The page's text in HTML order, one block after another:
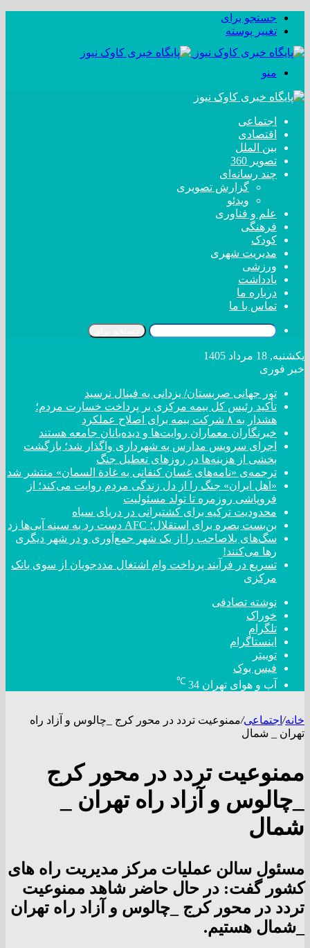
جستجو برای
تغییر پوسته
منو
اجتماعی
اقتصادی
بین الملل
تصویر 360
چند رسانه‌ای
گزارش تصویری
ویدئو
علم و فناوری
فرهنگی
کودک
مدیریت شهری
ورزشی
یادداشت
درباره ما
تماس با ما
یکشنبه, 18 مرداد 1405
خبر فوری
تور جهانی صربستان/ یزدانی به فینال نرسید
تأکید رئیس کل بیمه مرکزی بر پرداخت خسارت مردم؛
هشدار به ۸ شرکت‌ بیمه برای اصلاح عملکرد
خبرنگاران معماران روایت‌ها و دیده‌بانان جامعه هستند
اجرای سرویس مدارس به شهرداری واگذار شد؛ بازگشت
بخشی از هزینه‌ها در روزهای تعطیل جنگ
ترجمه‌ی «نامه‌های غسان کنفانی به غادة السمان» منتشر شد
«اهل ایران» جنگ را از دل زندگی مردم روایت می‌کند؛ از
فروپاشی روزمره تا تولد مسئولیت
محدودیت ترکیه برای کشتیرانی در دریای سیاه
بن‌بست بصره برای استقلال؛ AFC دست رد به سینه آبی‌ها زد
سگ‌های بلاصاحب را از یک شهر جمع‌آوری و در شهر دیگری
رها می‌کنند!
تسریع در فرآیند پرداخت وام اشتغال مددجویان از سوی بانک
مرکزی
نوشته تصادفی
خوراک
تلگرام
اینستاگرام
توییتر
فیس بوک
آب و هوای تهران 34
℃
خانه/ اجتماعی/ممنوعیت تردد در محور کرج _چالوس و آزاد راه
تهران _ شمال
ممنوعیت تردد در محور کرج
_چالوس و آزاد راه تهران _
شمال
مسئول سالن عملیات مرکز مدیریت راه های
کشور گفت: در حال حاضر شاهد ممنوعیت
تردد در محور کرج _چالوس و آزاد راه تهران
_شمال هستیم.